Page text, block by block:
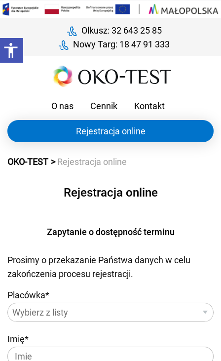
Olkusz: 32 643 25 85
Nowy Targ: 18 47 91 333
O nas Cennik Kontakt
Rejestracja online
OKO-TEST Rejestracja online
Rejestracja online
Zapytanie o dostępność terminu
Prosimy o przekazanie Państwa danych w celu
zakończenia procesu rejestracji.
Placówka*
Imię*